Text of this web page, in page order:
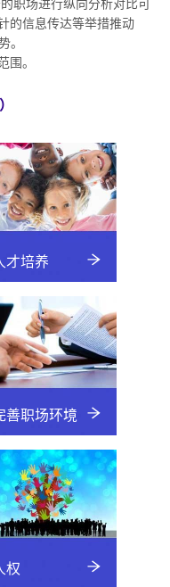
的信息传达等举措推动
。
。
才培养
善职场环境
权